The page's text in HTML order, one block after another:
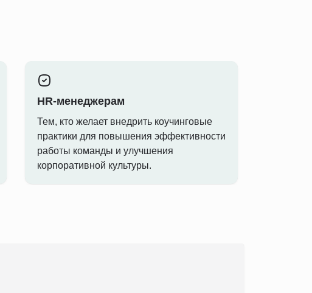
HR-менеджерам
Тем, кто желает внедрить коучинговые
практики для повышения эффективности
работы команды и улучшения
корпоративной культуры.